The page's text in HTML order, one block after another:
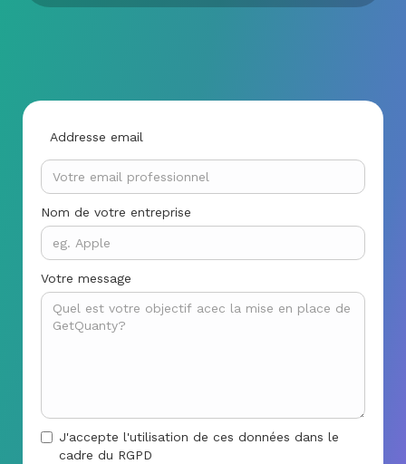
Addresse email
Nom de votre entreprise
Votre message
J'accepte l'utilisation de ces données dans le
cadre du RGPD